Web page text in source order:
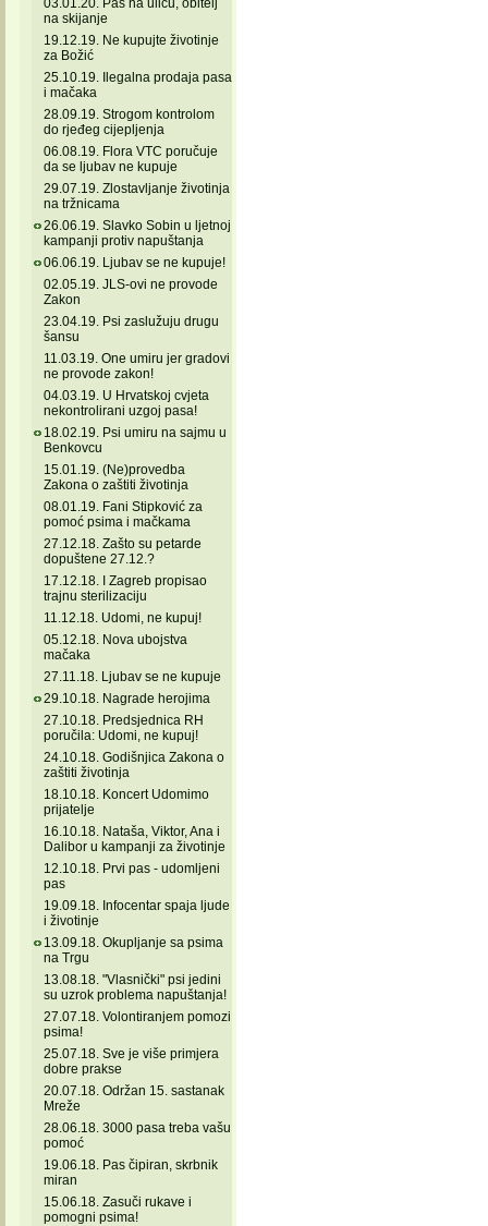
03.01.20. Pas na ulicu, obitelj
na skijanje
19.12.19. Ne kupujte životinje
za Božić
25.10.19. Ilegalna prodaja pasa
i mačaka
28.09.19. Strogom kontrolom
do rjeđeg cijepljenja
06.08.19. Flora VTC poručuje
da se ljubav ne kupuje
29.07.19. Zlostavljanje životinja
na tržnicama
26.06.19. Slavko Sobin u ljetnoj
kampanji protiv napuštanja
06.06.19. Ljubav se ne kupuje!
02.05.19. JLS-ovi ne provode
Zakon
23.04.19. Psi zaslužuju drugu
šansu
11.03.19. One umiru jer gradovi
ne provode zakon!
04.03.19. U Hrvatskoj cvjeta
nekontrolirani uzgoj pasa!
18.02.19. Psi umiru na sajmu u
Benkovcu
15.01.19. (Ne)provedba
Zakona o zaštiti životinja
08.01.19. Fani Stipković za
pomoć psima i mačkama
27.12.18. Zašto su petarde
dopuštene 27.12.?
17.12.18. I Zagreb propisao
trajnu sterilizaciju
11.12.18. Udomi, ne kupuj!
05.12.18. Nova ubojstva
mačaka
27.11.18. Ljubav se ne kupuje
29.10.18. Nagrade herojima
27.10.18. Predsjednica RH
poručila: Udomi, ne kupuj!
24.10.18. Godišnjica Zakona o
zaštiti životinja
18.10.18. Koncert Udomimo
prijatelje
16.10.18. Nataša, Viktor, Ana i
Dalibor u kampanji za životinje
12.10.18. Prvi pas - udomljeni
pas
19.09.18. Infocentar spaja ljude
i životinje
13.09.18. Okupljanje sa psima
na Trgu
13.08.18. "Vlasnički" psi jedini
su uzrok problema napuštanja!
27.07.18. Volontiranjem pomozi
psima!
25.07.18. Sve je više primjera
dobre prakse
20.07.18. Održan 15. sastanak
Mreže
28.06.18. 3000 pasa treba vašu
pomoć
19.06.18. Pas čipiran, skrbnik
miran
15.06.18. Zasuči rukave i
pomogni psima!